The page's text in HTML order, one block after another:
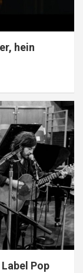
hein
Label Pop